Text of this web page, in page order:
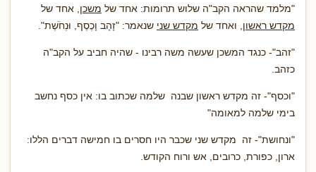
"מלמד שהראה הקב"ה שלוש תרומות: אחד של משכן, אחד של
מקדש ראשון , ואחד של מקדש שני שנאמר: "זָהָב וָכֶסֶף, וּנְחֹשֶׁת".
"זהב"- כנגד המשכן שעשה משה רבינו - שהיה חביב על הקב"ה
כזהב.
"וכסף"- זה מקדש ראשון שבנה שלמה שכתוב בו: אין כסף נחשב
בימי שלמה למאומה"
"ונחושת"- זה מקדש שני שכבר היו חסרים בו חמישה דברים הללו:
ארון, כפורת, כרובים, אש ורוח הקודש.